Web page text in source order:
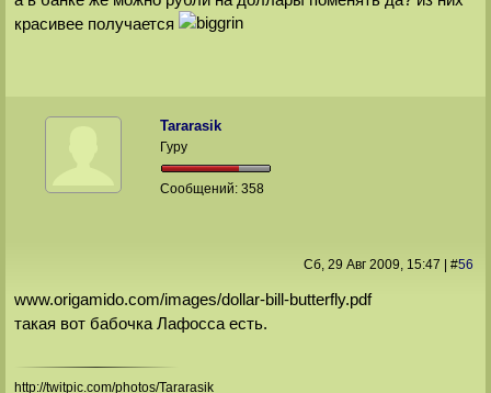
красивее получается
Tararasik
Гуру
Сообщений:358
Сб, 29 Авг 2009, 15:47 #56
www.origamido.com/images/dollar-bill-butterfly.pdf
такая вот бабочка Лафосса есть.
http://twitpic.com/photos/Tararasik